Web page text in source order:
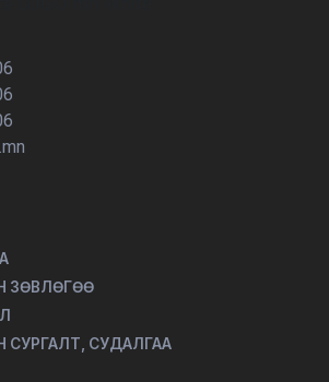
ЗӨВЛӨГӨӨ
СУРГАЛТ, СУДАЛГАА